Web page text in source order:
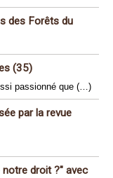
des Forêts du
(35)
passionné que (…)
par la revue
notre droit ?" avec